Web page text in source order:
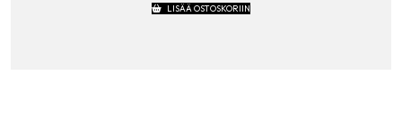
LISÄÄ OSTOSKORIIN